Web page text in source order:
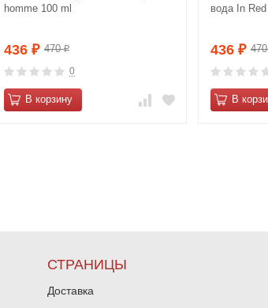
homme 100 ml
436 ₽ 470₽
0
В корзину
вода In
436 ₽
В
СТРАНИЦЫ
Доставка